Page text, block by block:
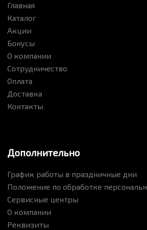
Главная
Каталог
Акции
Бонусы
О компании
Сотрудничество
Оплата
Доставка
Контакты
Дополнительно
График работы в праздничные дни
Положение по обработке
Сервисные центры
О компании
Реквизиты